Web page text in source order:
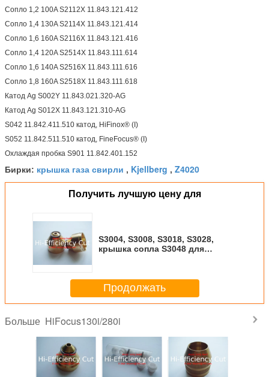
Сопло 1,2 100A S2112X 11.843.121.412
Сопло 1,4 130A S2114X 11.843.121.414
Сопло 1,6 160A S2116X 11.843.121.416
Сопло 1,4 120A S2514X 11.843.111.614
Сопло 1,6 140A S2516X 11.843.111.616
Сопло 1,8 160A S2518X 11.843.111.618
Катод Ag S002Y 11.843.021.320-AG
Катод Ag S012X 11.843.121.310-AG
S042 11.842.411.510 катод, HiFinox® (I)
S052 11.842.511.510 катод, FineFocus® (I)
Охлаждая пробка S901 11.842.401.152
Бирки: крышка газа свирли , Kjellberg , Z4020
Получить лучшую цену для
S3004, S3008, S3018, S3028,
крышка сопла S3048 для
Продолжать
Больше HiFocus130i/280i